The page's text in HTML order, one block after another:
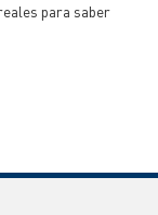
para saber